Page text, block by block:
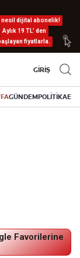
nesil dijital abonelik!
Aylık 19 TL’ den
fiyatlarla.
GİRİŞ
GÜNDEMPOLİTİKA
Favorilerine